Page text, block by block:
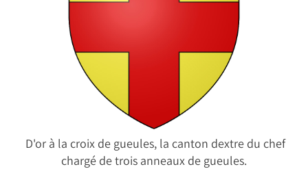
D'or à la croix de gueules, la canton dextre du chef
chargé de trois anneaux de gueules.